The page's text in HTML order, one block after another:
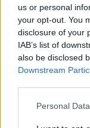
us or personal
your opt-out. You
disclosure of your
IAB’s list of
also be disclosed
Downstream
Personal
Több
magyar
gazdák